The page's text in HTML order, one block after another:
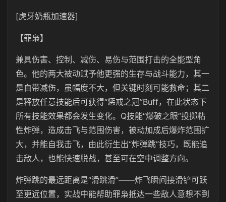
[虎牙奶瓶加速器]
【罪枭】
兼具伤害、控制、减伤、易伤与范围打击的全能型角
色。他的两大被动赋予他更强的生存与战斗能力，其一
是自带减伤，虽幅度不大，但关键时刻可能救命；其二
是释放任意技能后可获得“惩戒之冠”Buff，在此状态下
所有技能效果都会发生变化。Q技能“爆破之眼”投掷粘
性炸弹，造成击飞与范围伤害，被动加成后爆炸范围扩
大，并能自我击飞，由此衍生出“炸弹跳”技巧，既能追
击敌人，也能快速脱战，甚至可在空中调整方向。
炸弹跳的最远距离是“滑跳滑”——炸飞瞬间接滑铲可跃
至更远位置，实战中能帮助罪枭抵达一些敌人意想不到